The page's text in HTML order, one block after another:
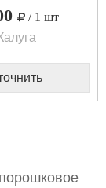
/ 1 шт
Калуга